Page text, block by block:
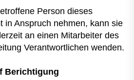
Person dieses
in Anspruch nehmen, kann sie
an einen Mitarbeiter des
Verantwortlichen wenden.